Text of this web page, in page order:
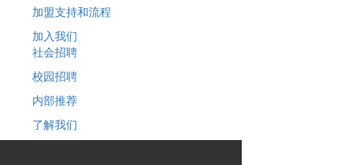
加盟支持和流程
加入我们
社会招聘
校园招聘
内部推荐
了解我们